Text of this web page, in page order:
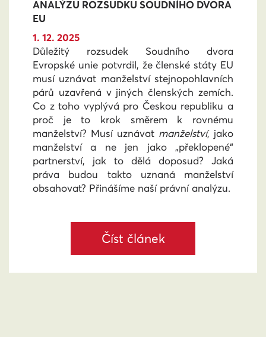
ANALÝZU ROZSUDKU SOUDNÍHO DVORA
EU
1. 12. 2025
Důležitý rozsudek Soudního dvora
Evropské unie potvrdil, že členské státy EU
musí uznávat manželství stejnopohlavních
párů uzavřená v jiných členských zemích.
Co z toho vyplývá pro Českou republiku a
proč je to krok směrem k rovnému
manželství? Musí uznávat manželství, jako
manželství a ne jen jako „překlopené“
partnerství, jak to dělá doposud? Jaká
práva budou takto uznaná manželství
obsahovat? Přinášíme naší právní analýzu.
Číst článek